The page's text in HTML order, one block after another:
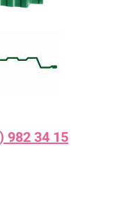
982 34 15